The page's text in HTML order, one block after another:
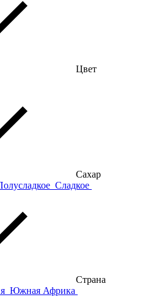
Цвет
Сахар
Сладкое
Страна
Южная Африка